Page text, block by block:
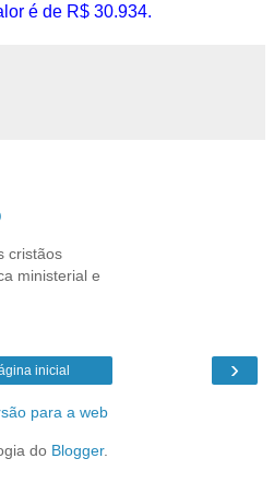
é de R$ 30.934.
cristãos
ministerial e
›
inicial
para a web
do Blogger.